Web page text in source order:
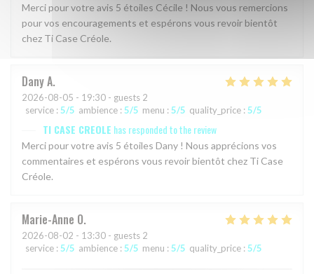
Merci pour votre avis 5 étoiles Cécile ! Nous vous remercions
pour vos encouragements et espérons vous revoir bientôt
chez Ti Case Créole.
DanyA
2026-08-05 - 19:30 - guests 2
service : 5/5 ambience : 5/5 menu : 5/5 quality_price : 5/5
TI CASE CREOLE has responded to the review
Merci pour votre avis 5 étoiles Dany ! Nous apprécions vos
commentaires et espérons vous revoir bientôt chez Ti Case
Créole.
Marie-Anne O
2026-08-02 - 13:30 - guests 2
service : 5/5 ambience : 5/5 menu : 5/5 quality_price : 5/5